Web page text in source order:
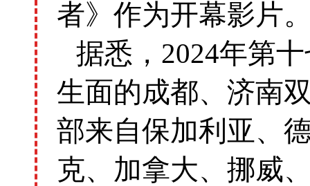
者》作为开幕影片
据悉，2024年第
生面的成都、济南
部来自保加利亚、
克、加拿大、挪威